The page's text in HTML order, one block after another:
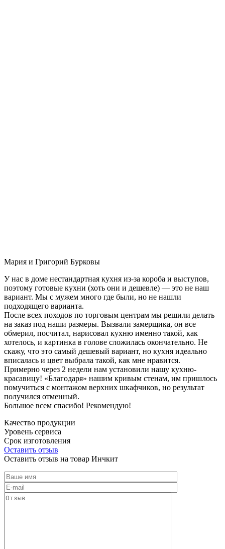
Мария и Григорий Бурковы
У нас в доме нестандартная кухня из-за короба и выступов,
поэтому готовые кухни (хоть они и дешевле) — это не наш
вариант. Мы с мужем много где были, но не нашли
подходящего варианта.
После всех походов по торговым центрам мы решили делать
на заказ под наши размеры. Вызвали замерщика, он все
обмерил, посчитал, нарисовал кухню именно такой, как
хотелось, и картинка в голове сложилась окончательно. Не
скажу, что это самый дешевый вариант, но кухня идеально
вписалась и цвет выбрала такой, как мне нравится.
Примерно через 2 недели нам установили нашу кухню-
красавицу! «Благодаря» нашим кривым стенам, им пришлось
помучиться с монтажом верхних шкафчиков, но результат
получился отменный.
Большое всем спасибо! Рекомендую!
Качество продукции
Уровень сервиса
Срок изготовления
Оставить отзыв
Оставить отзыв на товар Инчкит